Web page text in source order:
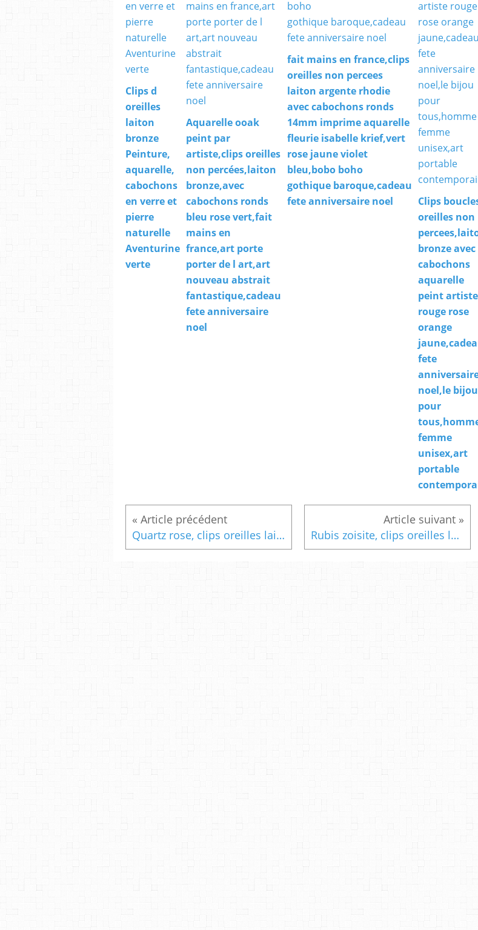
Clips d
oreilles
laiton
bronze
Peinture,
aquarelle,
cabochons
en verre et
pierre
naturelle
Aventurine
verte
Aquarelle ooak
peint par
artiste,clips oreilles
non percées,laiton
bronze,avec
cabochons ronds
bleu rose vert,fait
mains en
france,art porte
porter de l art,art
nouveau abstrait
fantastique,cadeau
fete anniversaire
noel
fait mains en france,clips
oreilles non percees
laiton argente rhodie
avec cabochons ronds
14mm imprime aquarelle
fleurie isabelle krief,vert
rose jaune violet
bleu,bobo boho
gothique baroque,cadeau
fete anniversaire noel
Clips
oreilles non
bronze avec
cabochons
aquarelle
peint artiste
rouge rose
orange
fete
noel,le bijou
pour
femme
unisex,art
portable
Quartz rose, clips oreilles laiton avec cabochons ronds dia 14mm,pierre fine semi precieuse,fait mains en france,cadeau fete anniversaire noel,femme homme unisex,chakra energie,meditation,taureau cancer vierge balance capricorne Rubis zoisite, clips oreilles laiton bronze avec cabochons ronds dia 14mm,pierre rose et verte semi precieuse,fait mains en france,cadeau fete anniversaire noel,femme homme unisex,lithotherapie chakra energie,meditation bien etre spirituel